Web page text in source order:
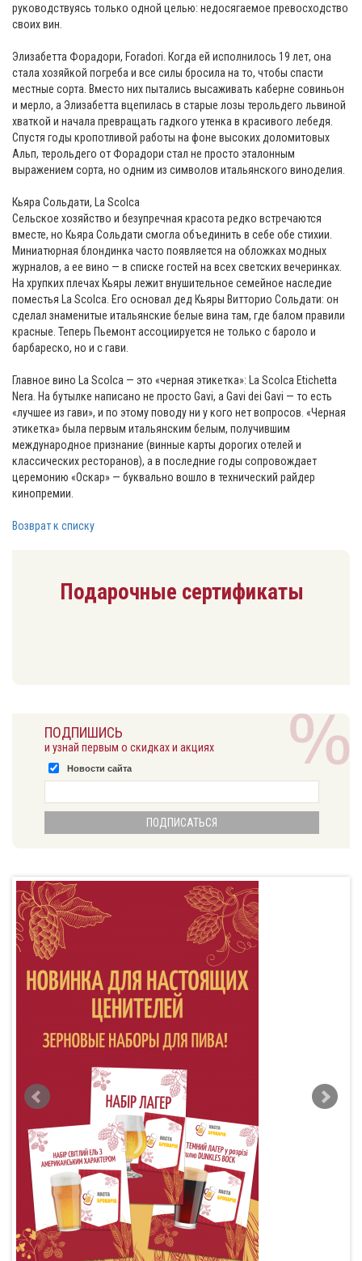
руководствуясь только одной целью: недосягаемое превосходство
своих вин.
Элизабетта Форадори, Foradori. Когда ей исполнилось 19 лет, она
стала хозяйкой погреба и все силы бросила на то, чтобы спасти
местные сорта. Вместо них пытались высаживать каберне совиньон
и мерло, а Элизабетта вцепилась в старые лозы терольдего львиной
хваткой и начала превращать гадкого утенка в красивого лебедя.
Спустя годы кропотливой работы на фоне высоких доломитовых
Альп, терольдего от Форадори стал не просто эталонным
выражением сорта, но одним из символов итальянского виноделия.
Кьяра Сольдати, La Scolca
Сельское хозяйство и безупречная красота редко встречаются
вместе, но Кьяра Сольдати смогла объединить в себе обе стихии.
Миниатюрная блондинка часто появляется на обложках модных
журналов, а ее вино — в списке гостей на всех светских вечеринках.
На хрупких плечах Кьяры лежит внушительное семейное наследие
поместья La Scolca. Его основал дед Кьяры Витторио Сольдати: он
сделал знаменитые итальянские белые вина там, где балом правили
красные. Теперь Пьемонт ассоциируется не только с бароло и
барбареско, но и с гави.
Главное вино La Scolca — это «черная этикетка»: La Scolca Etichetta
Nera. На бутылке написано не просто Gavi, а Gavi dei Gavi — то есть
«лучшее из гави», и по этому поводу ни у кого нет вопросов. «Черная
этикетка» была первым итальянским белым, получившим
международное признание (винные карты дорогих отелей и
классических ресторанов), а в последние годы сопровождает
церемонию «Оскар» — буквально вошло в технический райдер
кинопремии.
Возврат к списку
Подарочные сертификаты
ПОДПИШИСЬ
и узнай первым о скидках и акциях
Новости сайта